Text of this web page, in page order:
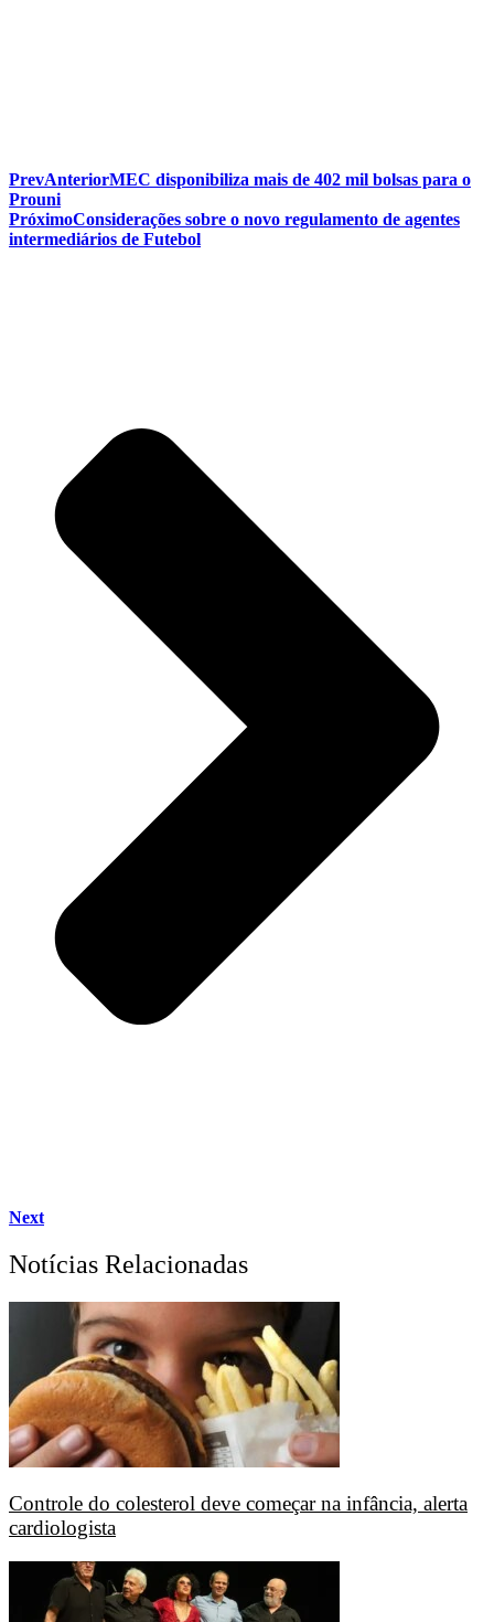
PrevAnteriorMEC disponibiliza mais de 402 mil bolsas para o
Prouni
PróximoConsiderações sobre o novo regulamento de agentes
intermediários de Futebol
Next
Notícias Relacionadas
Controle do colesterol deve começar na infância, alerta
cardiologista